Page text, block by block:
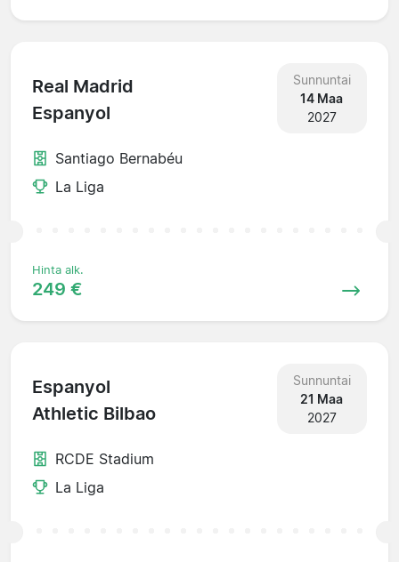
Real Madrid
Espanyol
Sunnuntai
14 Maa
2027
Santiago Bernabéu
La Liga
Hinta alk.
249 €
Espanyol
Athletic Bilbao
Sunnuntai
21 Maa
2027
RCDE Stadium
La Liga